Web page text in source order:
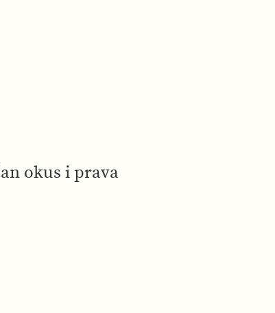
okus i prava